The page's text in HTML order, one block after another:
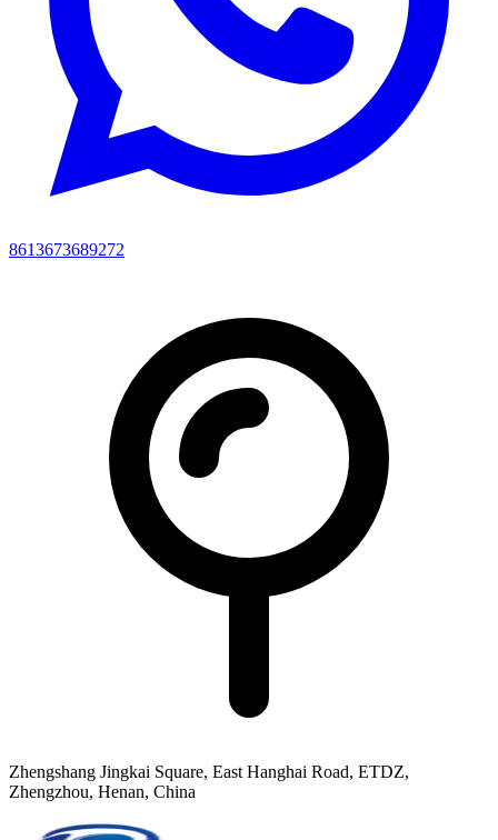
8613673689272
Zhengshang Jingkai Square, East Hanghai Road, ETDZ,
Zhengzhou, Henan, China